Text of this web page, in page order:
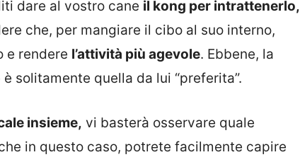
dare al vostro cane il kong per intrattenerlo,
che, per mangiare il cibo al suo interno,
e rendere l’attività più agevole. Ebbene, la
è solitamente quella da lui “preferita”.
insieme, vi basterà osservare quale
in questo caso, potrete facilmente capire